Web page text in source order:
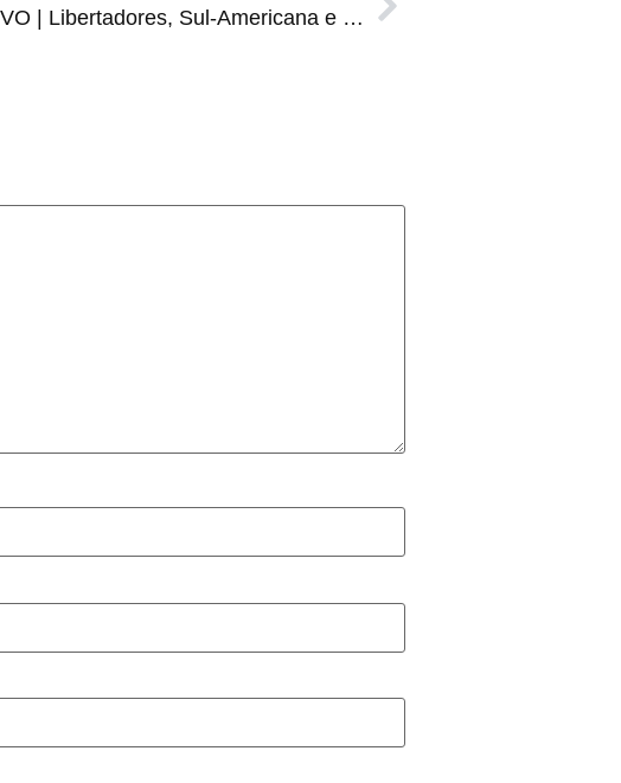
RADAR ESPORTIVO | Libertadores, Sul-Americana e Seleção em destaque